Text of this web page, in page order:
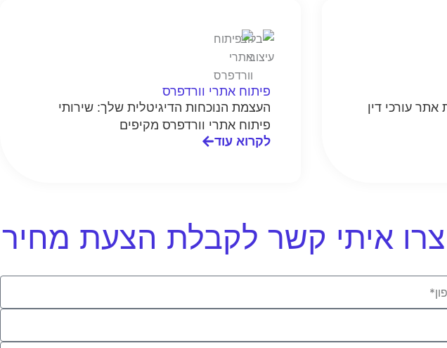
אתר עורכי דין
פיתוח אתרי וורדפרס
העצמת הנוכחות הדיגיטלית שלך: שירותי
פיתוח אתרי וורדפרס מקיפים
לקרוא עוד
איתי קשר לקבלת הצעת מחיר